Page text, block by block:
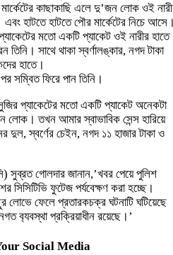
কাছাকাছি এলে দু’জন লোক ওই
হাটতে হাটতে পৌর মার্কেটের নিচে
মতো একটি প্যাকেট ওই নারীর হাতে
সাথে থাকা স্বর্ণালঙ্কার, নগদ টাকা
হাতে।
সম্বিত ফিরে পান তিনি।
প্যাকেটের মতো একটি প্যাকেট অনেকটা
লোক। তখন আমার স্বাভাবিক সেন্স হারিয়ে
দুল, স্বর্ণের চেইন, নগদ ১১ হাজার টাকা ও
সুব্রত গোলদার জানান,’খবর পেয়ে পুলিশ
সিসিটিভি ফুটেজ পর্যবেক্ষণ করা হচ্ছে।
লোভে ফেলে প্রতারকচক্র ঘটনাটি ঘটিয়েছে
ব‌্যবস্থা প্রক্রিয়াধীন রয়েছে।’
Social Media